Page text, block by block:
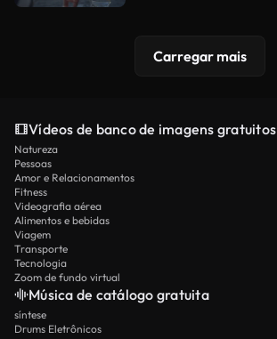
Carregar mais
Vídeos de banco de imagens gratuitos
Natureza
Pessoas
Amor e Relacionamentos
Fitness
Videografia aérea
Alimentos e bebidas
Viagem
Transporte
Tecnologia
Zoom de fundo virtual
Música de catálogo gratuita
síntese
Drums Eletrônicos